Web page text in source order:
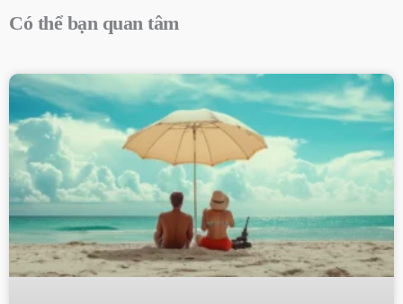
Có thể bạn quan tâm